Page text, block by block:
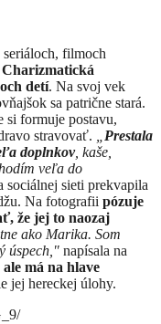
filmoch
Charizmatická
detí. Na svoj vek
sa patrične stará.
si formuje postavu,
stravovať.
Prestala
doplnkov, kaše,
veľa do
sociálnej sieti prekvapila
Na fotografii pózuje
že jej to naozaj
ako Marika. Som
úspech," napísala na
má na hlave
jej hereckej úlohy.